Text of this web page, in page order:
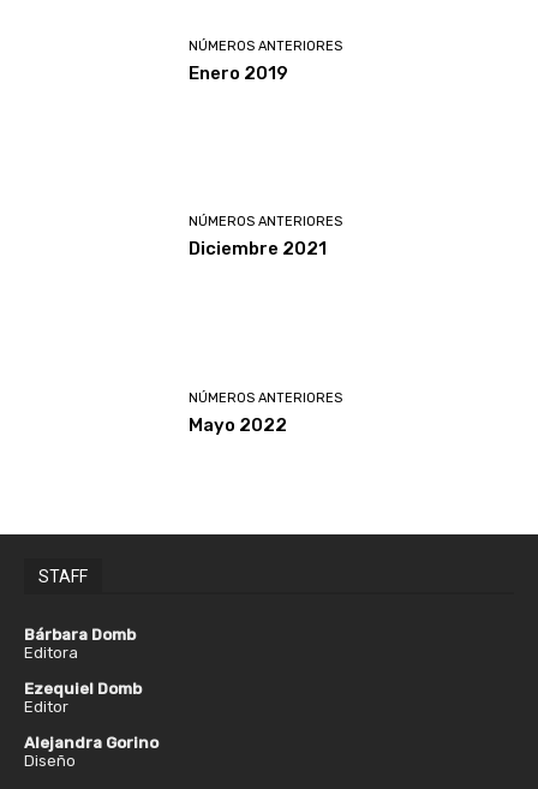
NÚMEROS ANTERIORES
Enero 2019
NÚMEROS ANTERIORES
Diciembre 2021
NÚMEROS ANTERIORES
Mayo 2022
STAFF
Bárbara Domb
Editora
Ezequiel Domb
Editor
Alejandra Gorino
Diseño